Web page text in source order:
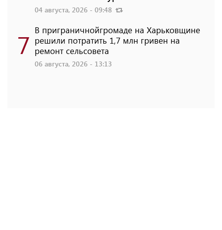
04 августа, 2026 - 09:48
7 В приграничнойгромаде на Харьковщине
решили потратить 1,7 млн ​​гривен на
ремонт сельсовета
06 августа, 2026 - 13:13